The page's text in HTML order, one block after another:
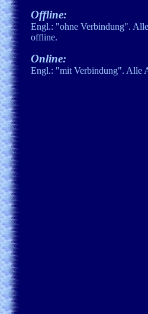
Offline:
Engl.: "ohne Verbindung".
offline.
Online:
Engl.: "mit Verbindung". Alle